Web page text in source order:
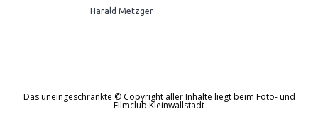
Harald Metzger
Das uneingeschränkte © Copyright aller Inhalte liegt beim Foto- und
Filmclub Kleinwallstadt